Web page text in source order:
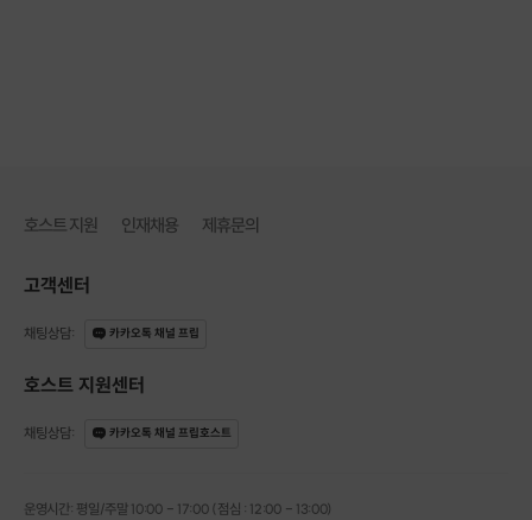
호스트 지원 인재채용 제휴문의
고객센터
채팅상담: 카카오톡 채널 프립
호스트 지원센터
채팅상담: 카카오톡 채널 프립호스트
운영시간: 평일/주말 10:00 - 17:00 (점심 : 12:00 - 13:00)